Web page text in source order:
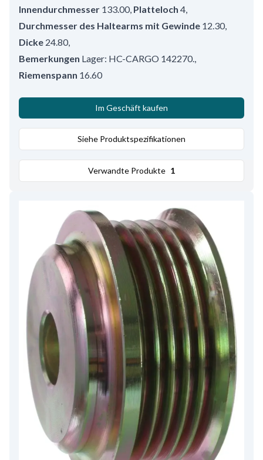
Innendurchmesser 133.00, Platteloch 4,
Durchmesser des Haltearms mit Gewinde 12.30,
Dicke 24.80,
Bemerkungen Lager: HC-CARGO 142270.,
Riemenspann 16.60
Im Geschäft kaufen
Siehe Produktspezifikationen
Verwandte Produkte 1